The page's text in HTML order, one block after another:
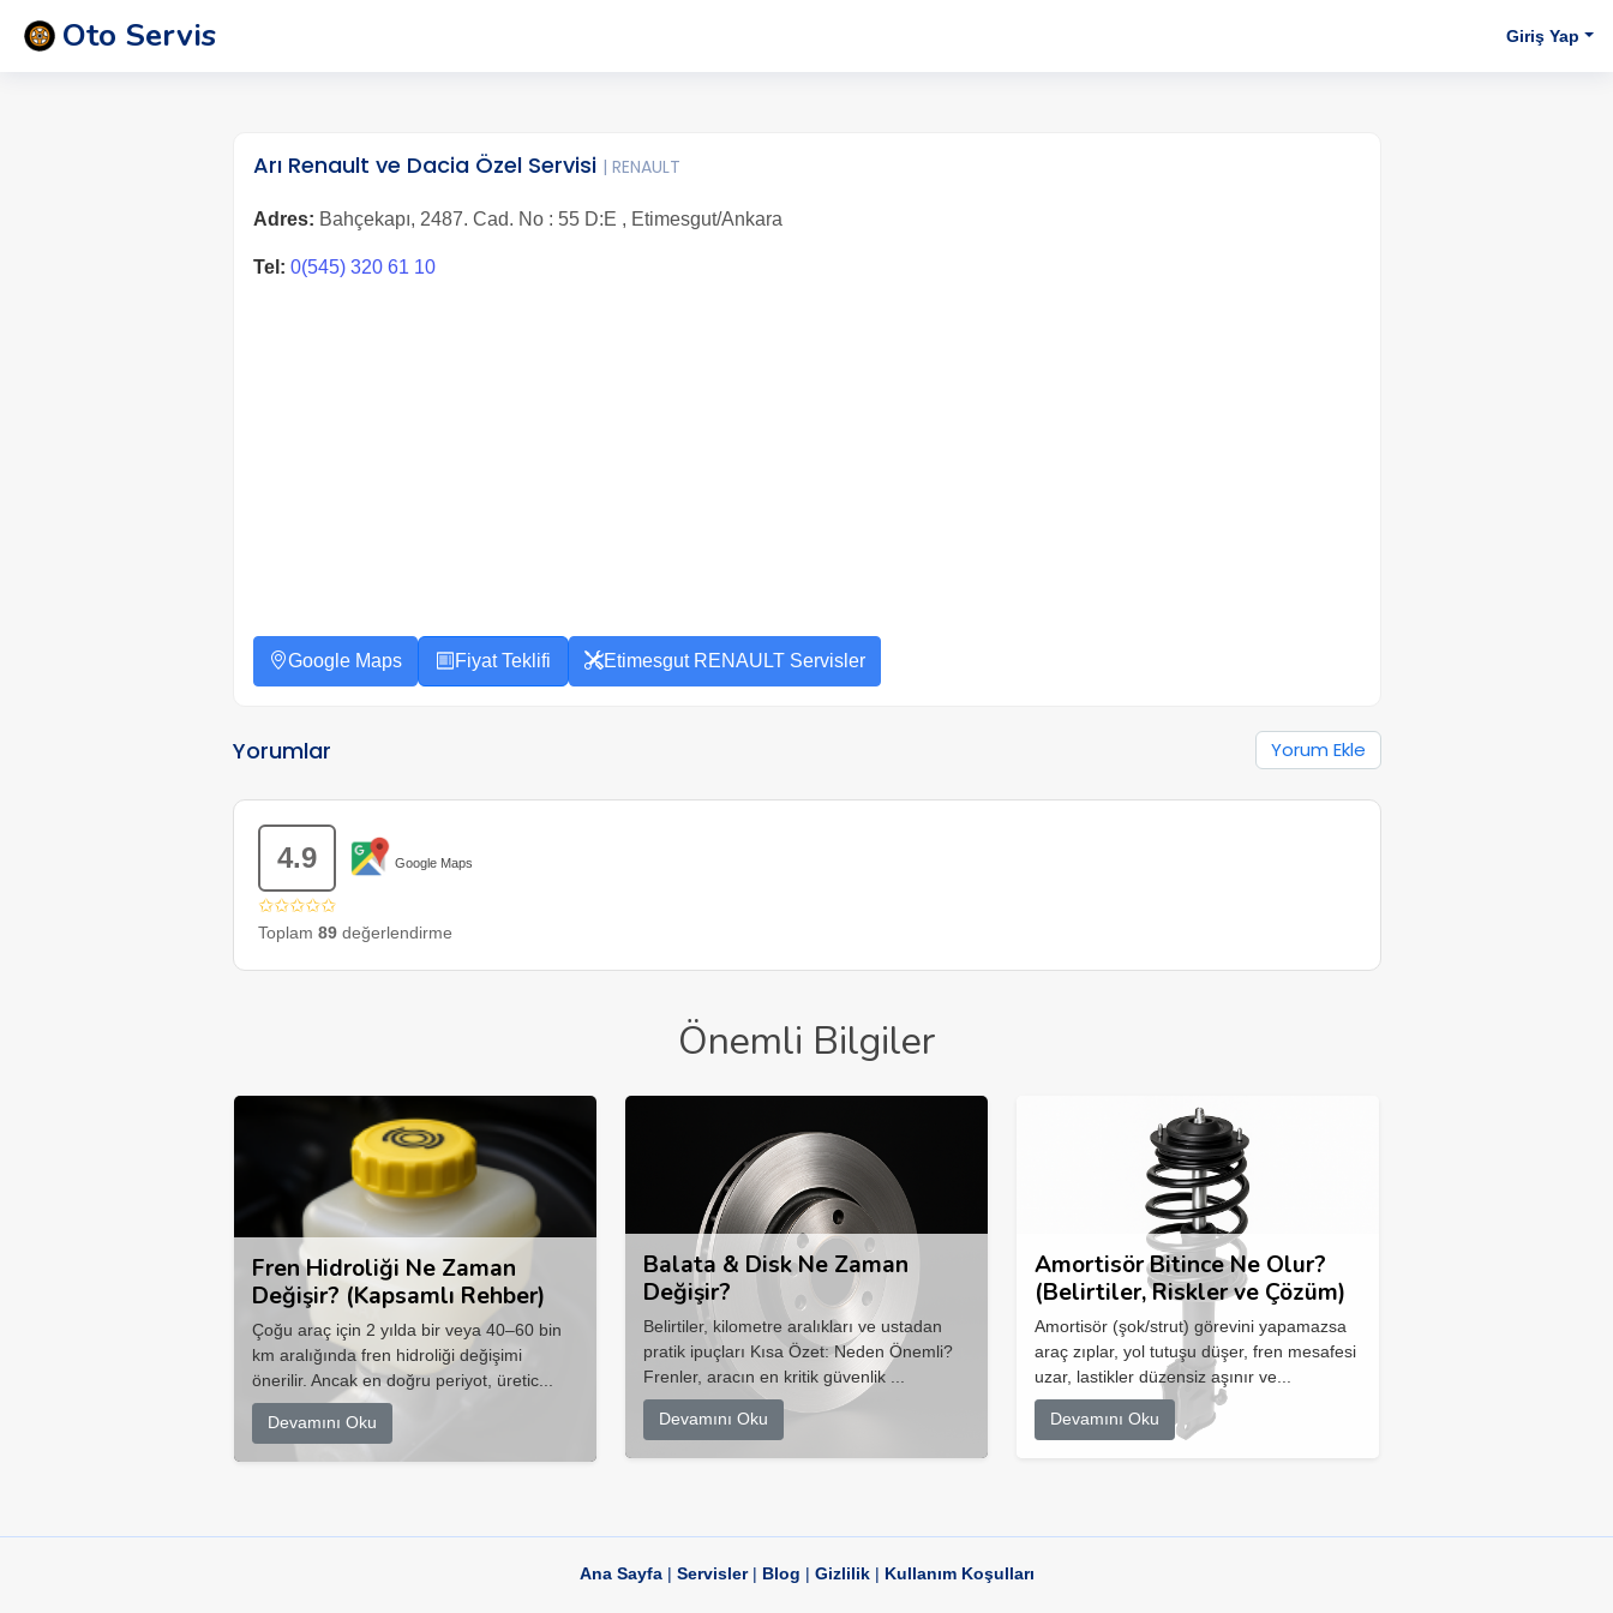
Oto Servis Giriş Yap
Arı Renault ve Dacia Özel Servisi | RENAULT
Adres: Bahçekapı, 2487. Cad. No : 55 D:E , Etimesgut/Ankara
Tel: 0(545) 320 61 10
Google Maps Fiyat Teklifi Etimesgut RENAULT Servisler
Yorumlar Yorum Ekle
4.9 Google Maps
✩✩✩✩✩
Toplam 89değerlendirme
Önemli Bilgiler
Fren Hidroliği Ne Zaman
Değişir? (Kapsamlı Rehber)
Çoğu araç için 2 yılda bir veya 40–60 bin
km aralığında fren hidroliği değişimi
önerilir. Ancak en doğru periyot, üretic...
Devamını Oku
Balata & Disk Ne Zaman
Değişir?
Belirtiler, kilometre aralıkları ve ustadan
pratik ipuçları Kısa Özet: Neden Önemli?
Frenler, aracın en kritik güvenlik ...
Devamını Oku
Amortisör Bitince Ne Olur?
(Belirtiler, Riskler ve Çözüm)
Amortisör (şok/strut) görevini yapamazsa
araç zıplar, yol tutuşu düşer, fren mesafesi
uzar, lastikler düzensiz aşınır ve...
Devamını Oku
Ana Sayfa| Servisler| Blog | Gizlilik| Kullanım Koşulları